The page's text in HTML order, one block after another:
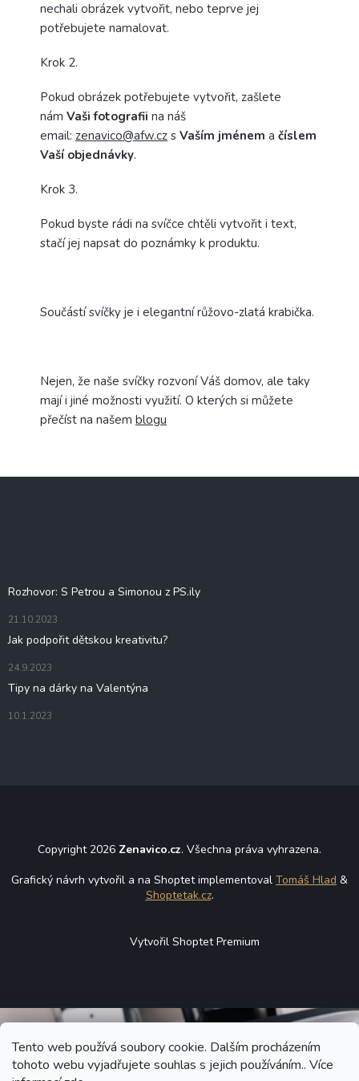
Tento web používá soubory cookie. Dalším procházením
tohoto webu vyjadřujete souhlas s jejich používáním.. Více
nechali obrázek vytvořit, nebo teprve jej
potřebujete namalovat.
Krok 2.
Pokud obrázek potřebujete vytvořit, zašlete
nám Vaši fotografii na náš
email: zenavico@afw.cz s Vaším jménem a číslem
Vaší objednávky.
Krok 3.
Pokud byste rádi na svíčce chtěli vytvořit i text,
stačí jej napsat do poznámky k produktu.
Součástí svíčky je i elegantní růžovo-zlatá krabička.
Nejen, že naše svíčky rozvoní Váš domov, ale taky
mají i jiné možnosti využití. O kterých si můžete
přečíst na našem blogu
Rozhovor: S Petrou a Simonou z PS.ily
21.10.2023
Jak podpořit dětskou kreativitu?
24.9.2023
Tipy na dárky na Valentýna
10.1.2023
Copyright 2026 Zenavico.cz. Všechna práva vyhrazena.
Grafický návrh vytvořil a na Shoptet implementoval Tomáš Hlad &
Shoptetak.cz.
Vytvořil Shoptet Premium